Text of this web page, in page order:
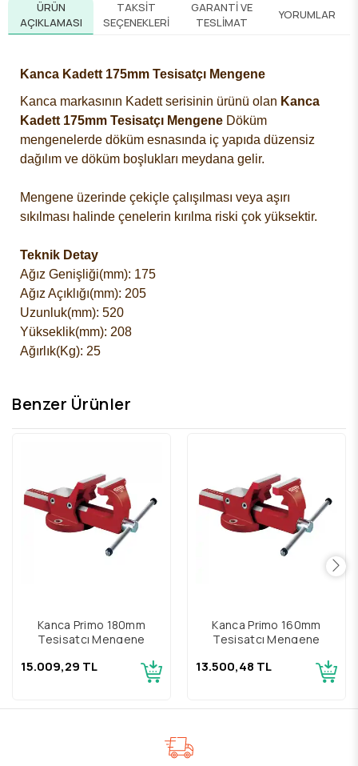
ÜRÜN
AÇIKLAMASI
TAKSIT
SEÇENEKLERI
GARANTI VE
TESLIMAT
YORUMLAR
Kanca Kadett 175mm Tesisatçı Mengene
Kanca markasının Kadett serisinin ürünü olan Kanca
Kadett 175mm Tesisatçı Mengene Döküm
mengenelerde döküm esnasında iç yapıda düzensiz
dağılım ve döküm boşlukları meydana gelir.
Mengene üzerinde çekiçle çalışılması veya aşırı
sıkılması halinde çenelerin kırılma riski çok yüksektir.
Teknik Detay
Ağız Genişliği(mm): 175
Ağız Açıklığı(mm): 205
Uzunluk(mm): 520
Yükseklik(mm): 208
Ağırlık(Kg): 25
Benzer Ürünler
Kanca Primo 180mm
Tesisatçı Mengene
15.009,29 TL
Kanca Primo 160mm
Tesisatçı Mengene
13.500,48 TL